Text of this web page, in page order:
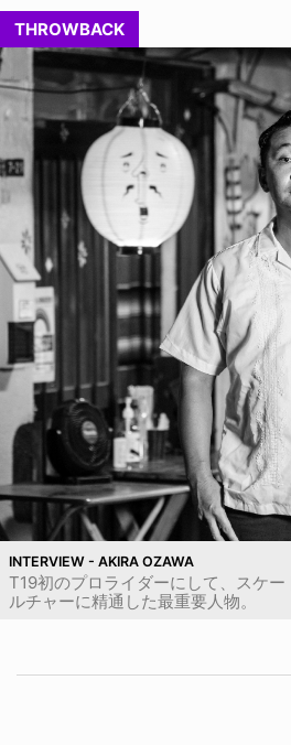
THROWBACK
INTERVIEW - AKIRA OZAWA
T19初のプロライダーにして、スケ
ルチャーに精通した最重要人物。